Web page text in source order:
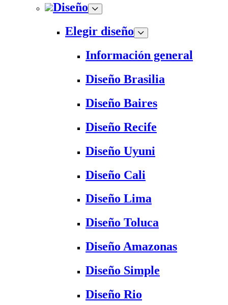
Diseño
Elegir diseño
Información general
Diseño Brasilia
Diseño Baires
Diseño Recife
Diseño Uyuni
Diseño Cali
Diseño Lima
Diseño Toluca
Diseño Amazonas
Diseño Simple
Diseño Rio